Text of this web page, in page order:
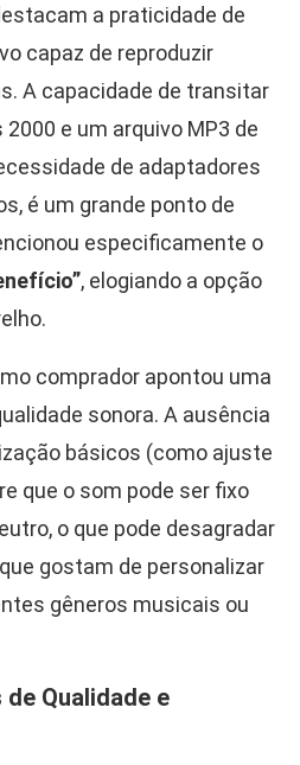
a praticidade de
capaz de reproduzir
A capacidade de transitar
e um arquivo MP3 de
de adaptadores
é um grande ponto de
especificamente o
, elogiando a opção
comprador apontou uma
sonora. A ausência
básicos (como ajuste
que o som pode ser fixo
o que pode desagradar
gostam de personalizar
gêneros musicais ou
Qualidade e